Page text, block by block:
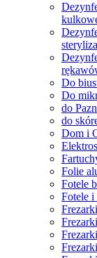
Do
Do
do
do
Dom i
Folie
Fotele
Fotele i